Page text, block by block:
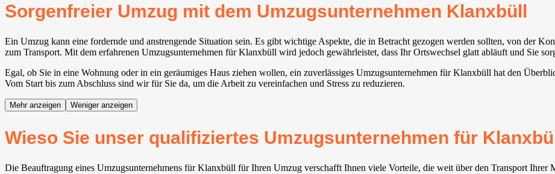
Sorgenfreier Umzug mit dem Umzugsunternehmen Klanxbüll
Ein Umzug kann eine fordernde und anstrengende Situation sein. Es gibt wichtige Aspekte, die in Betracht gezogen werden sollten, von der
zum Transport. Mit dem erfahrenen Umzugsunternehmen für Klanxbüll wird jedoch gewährleistet, dass Ihr Ortswechsel glatt abläuft und Sie
Egal, ob Sie in eine Wohnung oder in ein geräumiges Haus ziehen wollen, ein zuverlässiges Umzugsunternehmen für Klanxbüll hat den
Vom Start bis zum Abschluss sind wir für Sie da, um die Arbeit zu vereinfachen und Stress zu reduzieren.
Mehr anzeigen Weniger anzeigen
Wieso Sie unser qualifiziertes Umzugsunternehmen für
Die Beauftragung eines Umzugsunternehmens für Klanxbüll für Ihren Umzug verschafft Ihnen viele Vorteile, die weit über den Transport Ihrer